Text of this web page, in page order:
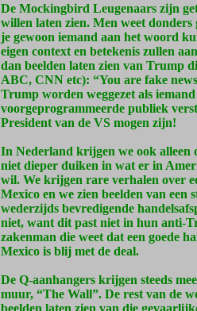
De Mockingbird Leugenaars zijn
willen laten zien. Men weet
je gewoon iemand aan het woord
eigen context en betekenis zullen
dan beelden laten zien van Trump
ABC, CNN etc): “You are fake
Trump worden weggezet als
voorgeprogrammeerde publiek
President van de VS mogen zijn!
In Nederland krijgen we ook alleen
niet dieper duiken in wat er in
wil. We krijgen rare verhalen over
Mexico en we zien beelden van
wederzijds bevredigende
niet, want dit past niet in hun anti-
zakenman die weet dat een goede
Mexico is blij met de deal.
De Q-aanhangers krijgen steeds
muur, “The Wall”. De rest van de
beelden laten zien van die